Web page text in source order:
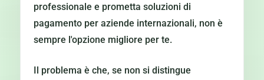
professionale e prometta soluzioni di
pagamento per aziende internazionali, non è
sempre l'opzione migliore per te.
Il problema è che, se non si distingue